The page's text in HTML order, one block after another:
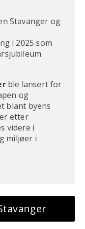
Stavanger og
i 2025 som
ble lansert for
og
blant byens
etter
videre i
miljøer i